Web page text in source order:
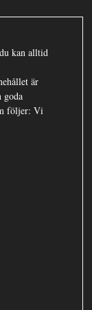
kan alltid
är
följer: Vi